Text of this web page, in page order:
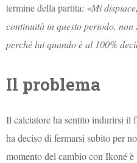
termine della partita: «Mi
continuità in questo periodo,
perché lui quando è al 100%
Il problema
Il calciatore ha sentito indurirsi il
ha deciso di fermarsi subito per
momento del cambio con Ikoné